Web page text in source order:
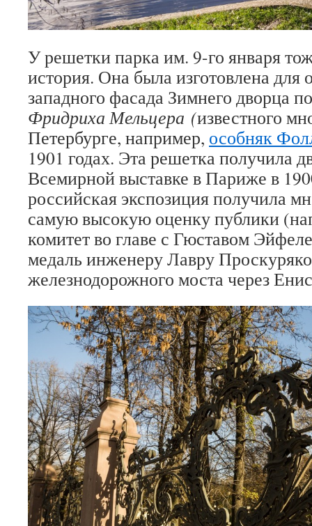
У решетки парка им. 9-го января
история. Она была изготовлена для
западного фасада Зимнего дворца
Фридриха Мельцера (известного
Петербурге, например, особняк
1901 годах. Эта решетка получила
Всемирной выставке в Париже в
российская экспозиция получила
самую высокую оценку публики
комитет во главе с Гюставом
медаль инженеру Лавру
железнодорожного моста через